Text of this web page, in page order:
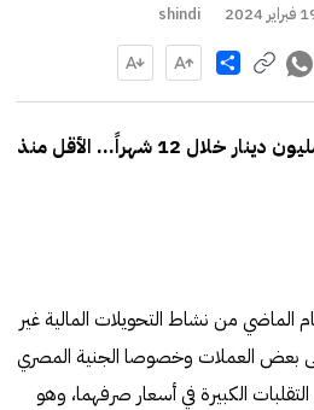
shindi
Share
أرباحها تراجعت إلى 25.2 مليون دينار خلال 12 شهراً… الأقل منذ
الماضي من نشاط التحويلات المالية غير
بعض العملات وخصوصا الجنية المصري
الكبيرة في أسعار صرفهما، وهو